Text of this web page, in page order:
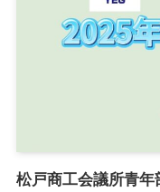
松戸商工会議所青年